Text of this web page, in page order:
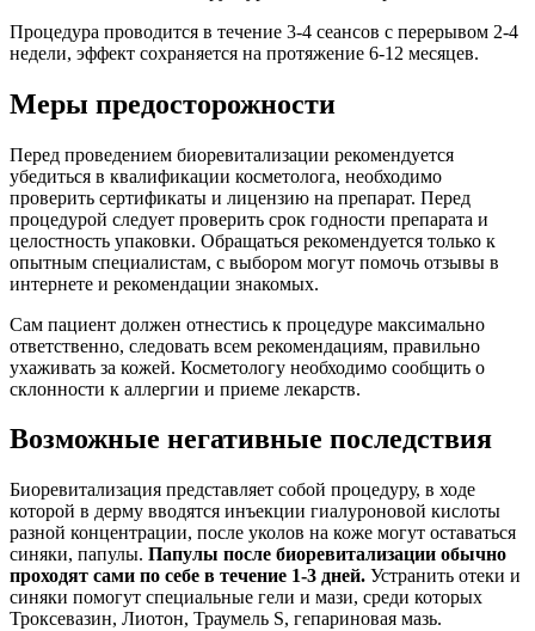
Процедура проводится в течение 3-4 сеансов с перерывом 2-4
недели, эффект сохраняется на протяжение 6-12 месяцев.
Меры предосторожности
Перед проведением биоревитализации рекомендуется
убедиться в квалификации косметолога, необходимо
проверить сертификаты и лицензию на препарат. Перед
процедурой следует проверить срок годности препарата и
целостность упаковки. Обращаться рекомендуется только к
опытным специалистам, с выбором могут помочь отзывы в
интернете и рекомендации знакомых.
Сам пациент должен отнестись к процедуре максимально
ответственно, следовать всем рекомендациям, правильно
ухаживать за кожей. Косметологу необходимо сообщить о
склонности к аллергии и приеме лекарств.
Возможные негативные последствия
Биоревитализация представляет собой процедуру, в ходе
которой в дерму вводятся инъекции гиалуроновой кислоты
разной концентрации, после уколов на коже могут оставаться
синяки, папулы. Папулы после биоревитализации обычно
проходят сами по себе в течение 1-3 дней. Устранить отеки и
синяки помогут специальные гели и мази, среди которых
Троксевазин, Лиотон, Траумель S, гепариновая мазь.